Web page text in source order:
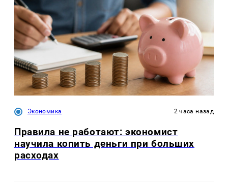
Экономика 2 часа назад
Правила не работают: экономист
научила копить деньги при больших
расходах